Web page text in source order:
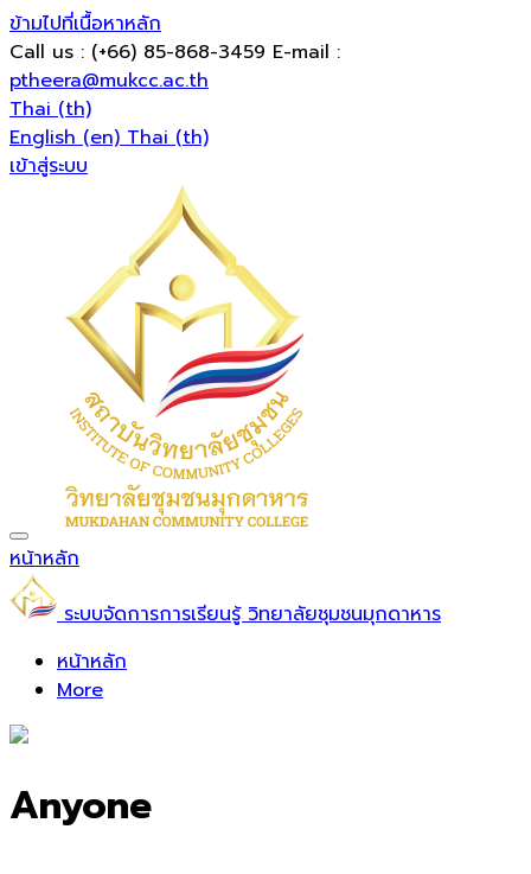
ข้ามไปที่เนื้อหาหลัก
Call us : (+66) 85-868-3459 E-mail :
ptheera@mukcc.ac.th
Thai ‎(th)‎
English ‎(en)‎Thai ‎(th)‎
เข้าสู่ระบบ
หน้าหลัก
ระบบจัดการการเรียนรู้ วิทยาลัยชุมชนมุกดาหาร
หน้าหลัก
More
Anyone